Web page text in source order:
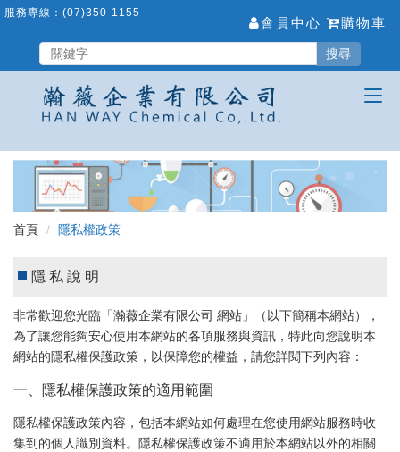
跳
要
服務專線： (07)350-1155
會員中心 購物車
搜尋
首頁 隱私權政策
隱私說明
非常歡迎您光臨「瀚薇企業有限公司 網站」（以下簡稱本網站），
為了讓您能夠安心使用本網站的各項服務與資訊，特此向您說明本
網站的隱私權保護政策，以保障您的權益，請您詳閱下列內容：
一、隱私權保護政策的適用範圍
隱私權保護政策內容，包括本網站如何處理在您使用網站服務時收
集到的個人識別資料。隱私權保護政策不適用於本網站以外的相關